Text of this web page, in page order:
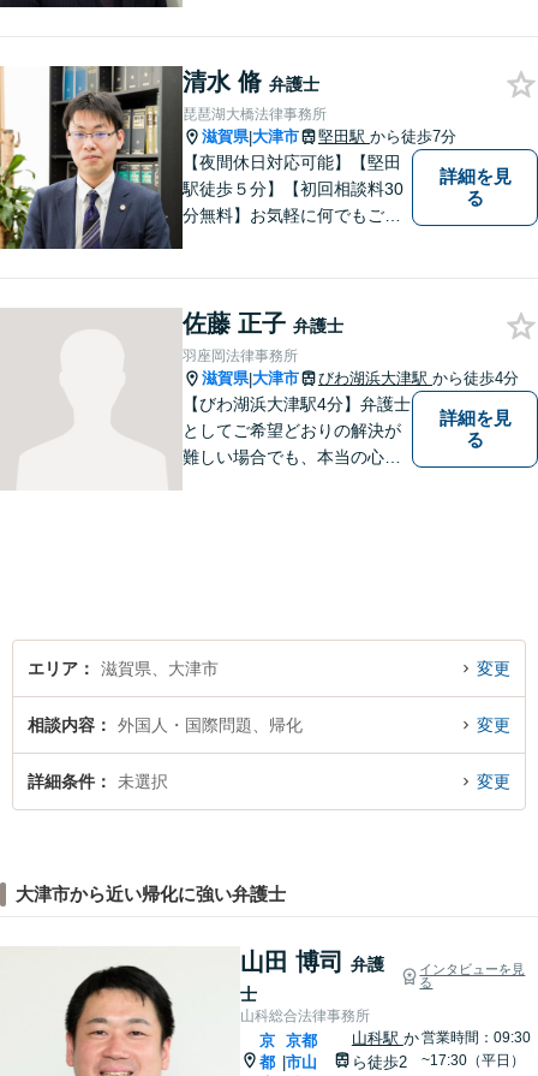
清水 脩 弁護士
琵琶湖大橋法律事務所
滋賀県|大津市 堅田駅 から徒歩7分
【夜間休日対応可能】【堅田
駅徒歩５分】【初回相談料30
分無料】お気軽に何でもご相
詳細を見
る
佐藤 正子 弁護士
羽座岡法律事務所
滋賀県|大津市 びわ湖浜大津駅 から徒歩4分
【びわ湖浜大津駅4分】弁護士
としてご希望どおりの解決が
難しい場合でも、本当の心の
詳細を見
る
エリア 滋賀県、大津市 変更
相談内容 外国人・国際問題、帰化 変更
詳細条件 未選択 変更
大津市から近い帰化に強い弁護士
山田 博司
弁護
士
インタビューを見
る
山科総合法律事務所
京
都 |
京都
市山
山科駅 か
ら徒歩2
営業時間：09:30
~17:30（平日）